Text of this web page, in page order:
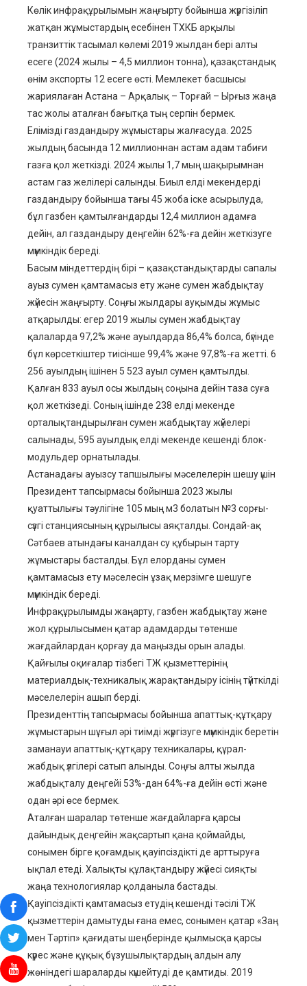
Көлік инфрақұрылымын жаңғырту бойынша жүргізіліп
жатқан жұмыстардың есебінен ТХКБ арқылы
транзиттік тасымал көлемі 2019 жылдан бері алты
есеге (2024 жылы – 4,5 миллион тонна), қазақстандық
өнім экспорты 12 есеге өсті. Мемлекет басшысы
жариялаған Астана – Арқалық – Торғай – Ырғыз жаңа
тас жолы аталған бағытқа тың серпін бермек.
Елімізді газдандыру жұмыстары жалғасуда. 2025
жылдың басында 12 миллионнан астам адам табиғи
газға қол жеткізді. 2024 жылы 1,7 мың шақырымнан
астам газ желілері салынды. Биыл елді мекендерді
газдандыру бойынша тағы 45 жоба іске асырылуда,
бұл газбен қамтылғандарды 12,4 миллион адамға
дейін, ал газдандыру деңгейін 62%-ға дейін жеткізуге
мүмкіндік береді.
Басым міндеттердің бірі – қазақстандықтарды сапалы
ауыз сумен қамтамасыз ету және сумен жабдықтау
жүйесін жаңғырту. Соңғы жылдары ауқымды жұмыс
атқарылды: егер 2019 жылы сумен жабдықтау
қалаларда 97,2% және ауылдарда 86,4% болса, бүгінде
бұл көрсеткіштер тиісінше 99,4% және 97,8%-ға жетті. 6
256 ауылдың ішінен 5 523 ауыл сумен қамтылды.
Қалған 833 ауыл осы жылдың соңына дейін таза суға
қол жеткізеді. Соның ішінде 238 елді мекенде
орталықтандырылған сумен жабдықтау жүйелері
салынады, 595 ауылдық елді мекенде кешенді блок-
модульдер орнатылады.
Астанадағы ауызсу тапшылығы мәселелерін шешу үшін
Президент тапсырмасы бойынша 2023 жылы
қуаттылығы тәулігіне 105 мың м3 болатын №3 сорғы-
сүзгі станциясының құрылысы аяқталды. Сондай-ақ
Сәтбаев атындағы каналдан су құбырын тарту
жұмыстары басталды. Бұл елорданы сумен
қамтамасыз ету мәселесін ұзақ мерзімге шешуге
мүмкіндік береді.
Инфрақұрылымды жаңарту, газбен жабдықтау және
жол құрылысымен қатар адамдарды төтенше
жағдайлардан қорғау да маңызды орын алады.
Қайғылы оқиғалар тізбегі ТЖ қызметтерінің
материалдық-техникалық жарақтандыру ісінің түйткілді
мәселелерін ашып берді.
Президенттің тапсырмасы бойынша апаттық-құтқару
жұмыстарын шұғыл әрі тиімді жүргізуге мүмкіндік беретін
заманауи апаттық-құтқару техникалары, құрал-
жабдық үлгілері сатып алынды. Соңғы алты жылда
жабдықталу деңгейі 53%-дан 64%-ға дейін өсті және
одан әрі өсе бермек.
Аталған шаралар төтенше жағдайларға қарсы
дайындық деңгейін жақсартып қана қоймайды,
сонымен бірге қоғамдық қауіпсіздікті де арттыруға
ықпал етеді. Халықты құлақтандыру жүйесі сияқты
жаңа технологиялар қолданыла бастады.
Қауіпсіздікті қамтамасыз етудің кешенді тәсілі ТЖ
қызметтерін дамытуды ғана емес, сонымен қатар «Заң
мен Тәртіп» қағидаты шеңберінде қылмысқа қарсы
күрес және құқық бұзушылықтардың алдын алу
жөніндегі шараларды күшейтуді де қамтиды. 2019